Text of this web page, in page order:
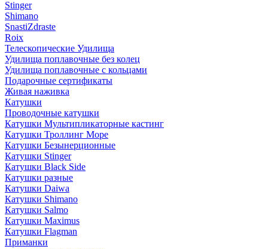
Stinger
Shimano
SnastiZdraste
Roix
Телескопические Удилища
Удилища поплавочные без колец
Удилища поплавочные с кольцами
Подарочные сертификаты
Живая наживка
Катушки
Проводочные катушки
Катушки Мультипликаторные кастинг
Катушки Троллинг Море
Катушки Безынерционные
Катушки Stinger
Катушки Black Side
Катушки разные
Катушки Daiwa
Катушки Shimano
Катушки Salmo
Катушки Maximus
Катушки Flagman
Приманки